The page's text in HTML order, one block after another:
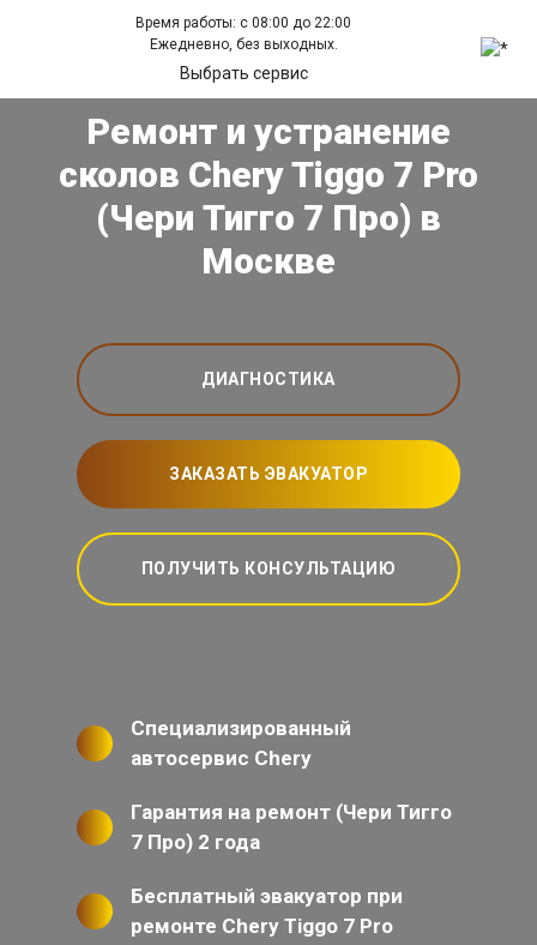
Время работы: с 08:00 до 22:00
Ежедневно, без выходных.
Выбрать сервис
Ремонт и устранение
сколов Chery Tiggo 7 Pro
(Чери Тигго 7 Про) в
Москве
ДИАГНОСТИКА
ЗАКАЗАТЬ ЭВАКУАТОР
ПОЛУЧИТЬ КОНСУЛЬТАЦИЮ
Специализированный
автосервис Chery
Гарантия на ремонт (Чери Тигго
7 Про) 2 года
Бесплатный эвакуатор при
ремонте Chery Tiggo 7 Pro